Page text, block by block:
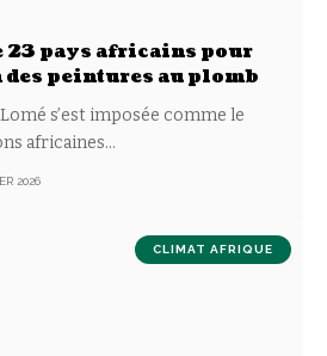
23 pays africains pour
peintures au plomb
s’est imposée comme le
africaines…
2026
CLIMAT AFRIQUE